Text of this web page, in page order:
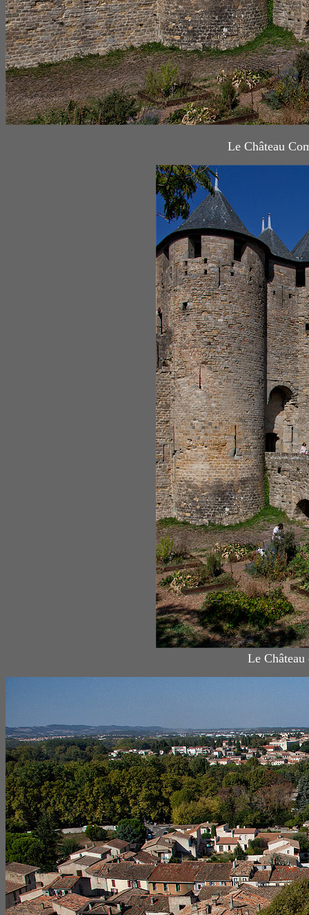
Le Château
Le Château